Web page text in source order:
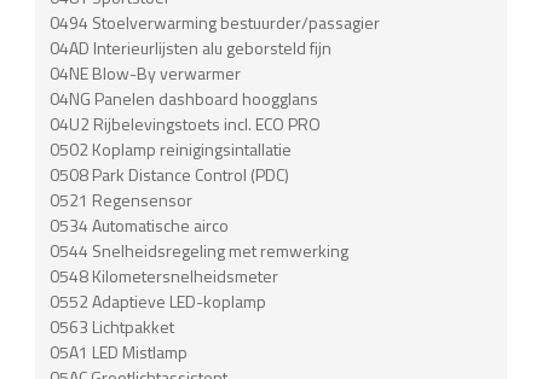
0494 Stoelverwarming bestuurder/passagier
04AD Interieurlijsten alu geborsteld fijn
04NE Blow-By verwarmer
04NG Panelen dashboard hoogglans
04U2 Rijbelevingstoets incl. ECO PRO
0502 Koplamp reinigingsintallatie
0508 Park Distance Control (PDC)
0521 Regensensor
0534 Automatische airco
0544 Snelheidsregeling met remwerking
0548 Kilometersnelheidsmeter
0552 Adaptieve LED-koplamp
0563 Lichtpakket
05A1 LED Mistlamp